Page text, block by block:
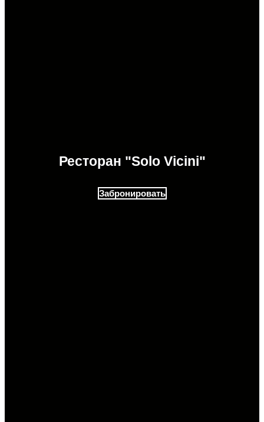
Ресторан "Solo Vicini"
Забронировать